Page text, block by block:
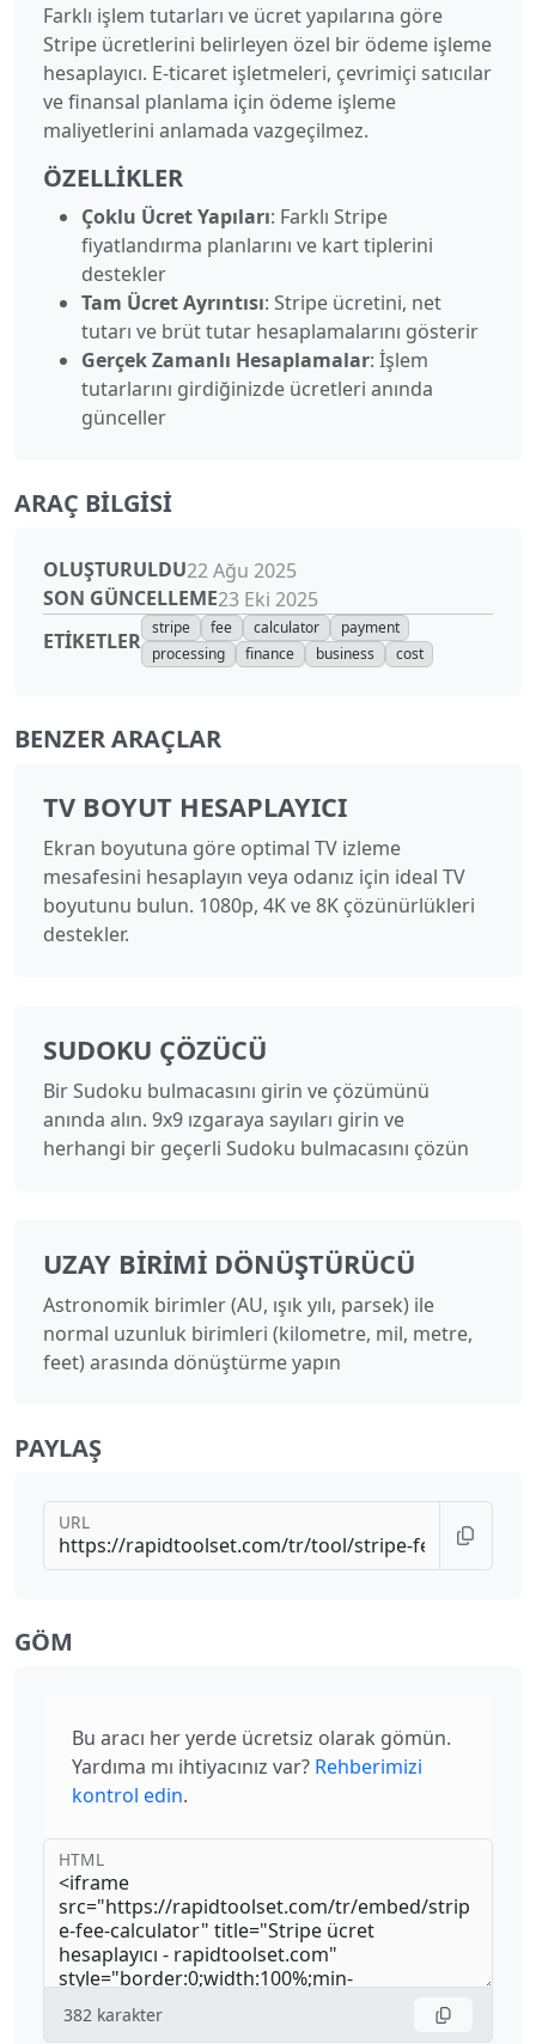
Farklı işlem tutarları ve ücret yapılarına göre
Stripe ücretlerini belirleyen özel bir ödeme işleme
hesaplayıcı. E-ticaret işletmeleri, çevrimiçi satıcılar
ve finansal planlama için ödeme işleme
maliyetlerini anlamada vazgeçilmez.
ÖZELLIKLER
Çoklu Ücret Yapıları: Farklı Stripe
fiyatlandırma planlarını ve kart tiplerini
destekler
Tam Ücret Ayrıntısı: Stripe ücretini, net
tutarı ve brüt tutar hesaplamalarını gösterir
Gerçek Zamanlı Hesaplamalar: İşlem
tutarlarını girdiğinizde ücretleri anında
günceller
ARAÇ BILGISI
OLUŞTURULDU22 Ağu 2025
SON GÜNCELLEME23 Eki 2025
ETIKETLER
stripe fee calculator
payment
processing
finance business cost
BENZER ARAÇLAR
TV BOYUT HESAPLAYICI
Ekran boyutuna göre optimal TV izleme
mesafesini hesaplayın veya odanız için ideal TV
boyutunu bulun. 1080p, 4K ve 8K çözünürlükleri
destekler.
SUDOKU ÇÖZÜCÜ
Bir Sudoku bulmacasını girin ve çözümünü
anında alın. 9x9 ızgaraya sayıları girin ve
herhangi bir geçerli Sudoku bulmacasını çözün
UZAY BIRIMI DÖNÜŞTÜRÜCÜ
Astronomik birimler (AU, ışık yılı, parsek) ile
normal uzunluk birimleri (kilometre, mil, metre,
feet) arasında dönüştürme yapın
PAYLAŞ
URL
GÖM
Bu aracı her yerde ücretsiz olarak gömün.
Yardıma mı ihtiyacınız var? Rehberimizi
kontrol edin.
HTML
382 karakter